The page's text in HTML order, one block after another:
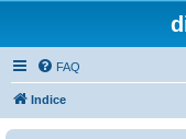
FAQ
Indice